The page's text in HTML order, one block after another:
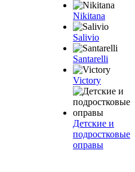
Nikitana
Salivio
Santarelli
Victory
Детские и
подростковые
оправы